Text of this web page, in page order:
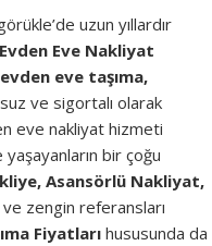
uzun yıllardır
Evden Eve Nakliyat
eve taşıma,
ve sigortalı olarak
eve nakliyat hizmeti
bir çoğu
Asansörlü Nakliyat,
ve zengin referansları
Fiyatları hususunda da